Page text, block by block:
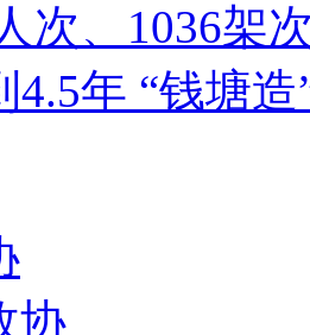
次、1036架
4.5年 “钱塘
协